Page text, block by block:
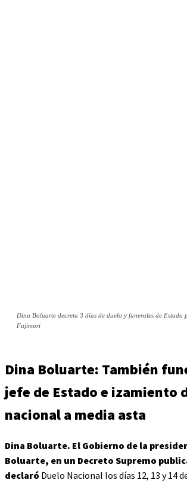
Dina Boluarte decreta 3 días de duelo y funerales de Estado
Fujimori
Dina Boluarte: También
jefe de Estado e izamiento
nacional a media asta
Dina Boluarte. El Gobierno de la
Boluarte, en un Decreto Supremo
declaró Duelo Nacional los días 12, 13 y 14